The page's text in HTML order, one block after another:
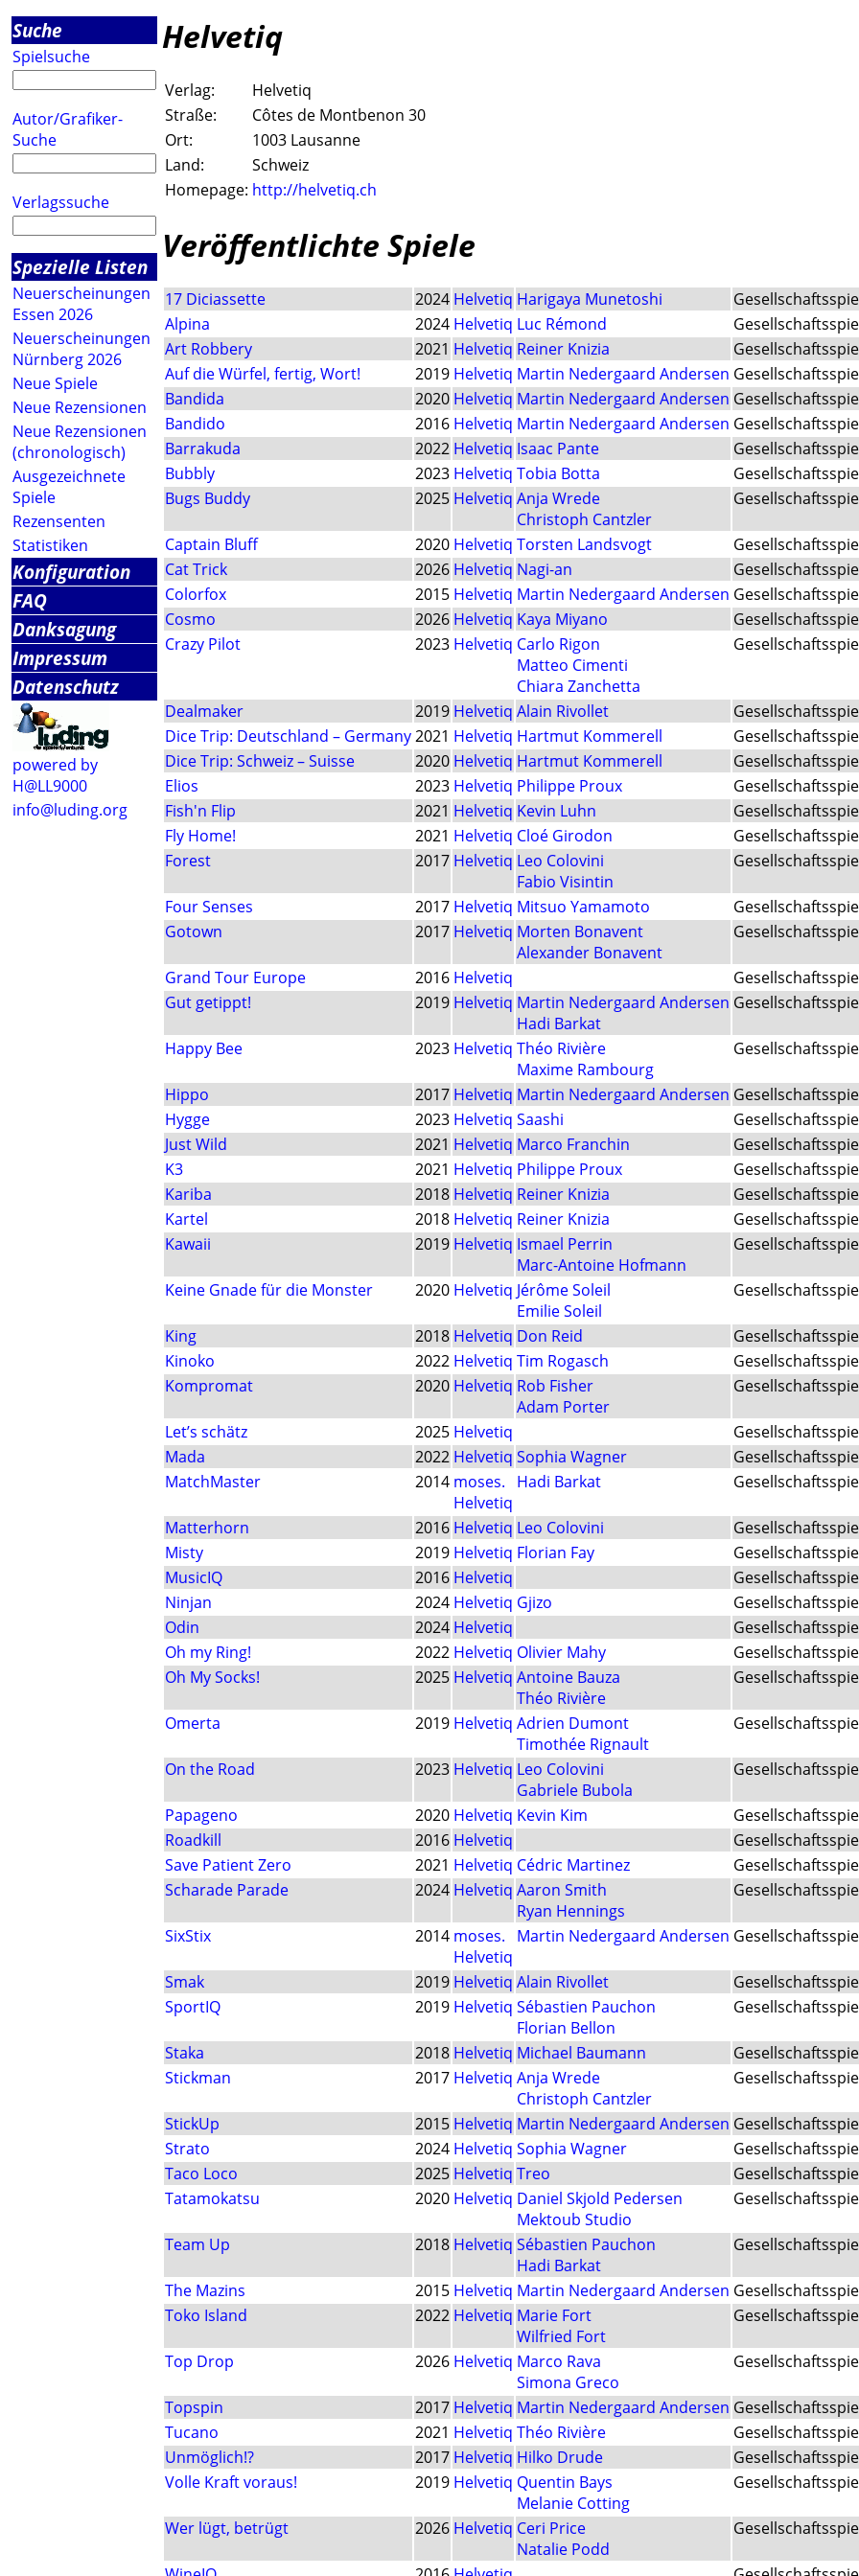
Suche
Spielsuche
Autor/Grafiker-
Suche
Verlagssuche
Spezielle Listen
Neuerscheinungen
Essen 2026
Neuerscheinungen
Nürnberg 2026
Neue Spiele
Neue Rezensionen
Neue Rezensionen
(chronologisch)
Ausgezeichnete
Spiele
Rezensenten
Statistiken
Konfiguration
FAQ
Danksagung
Impressum
Datenschutz
powered by
H@LL9000
info@luding.org
Helvetiq
Verlag:
Helvetiq
Straße:
Côtes de Montbenon 30
Ort:
1003 Lausanne
Land:
Schweiz
Homepage: http://helvetiq.ch
Veröffentlichte Spiele
17 Diciassette 2024 Helvetiq Harigaya Munetoshi
Alpina
2024 Helvetiq Luc Rémond
Art Robbery
2021 Helvetiq Reiner Knizia
Auf die Würfel, fertig, Wort!
2019 Helvetiq Martin Nedergaard Andersen
Bandida
2020 Helvetiq Martin Nedergaard Andersen
Bandido
2016 Helvetiq Martin Nedergaard Andersen
Barrakuda
2022 Helvetiq Isaac Pante
Bubbly
2023 Helvetiq Tobia Botta
Bugs Buddy
2025 Helvetiq Anja Wrede
Christoph Cantzler
Captain Bluff 2020 Helvetiq Torsten Landsvogt
Cat Trick
2026 Helvetiq Nagi-an
Colorfox
2015 Helvetiq Martin Nedergaard Andersen
Cosmo
2026 Helvetiq Kaya Miyano
Crazy Pilot
2023 Helvetiq Carlo Rigon
Matteo Cimenti
Chiara Zanchetta
Dealmaker 2019 Helvetiq Alain Rivollet
Dice Trip: Deutschland – Germany2021 Helvetiq Hartmut Kommerell
Dice Trip: Schweiz – Suisse
2020 Helvetiq Hartmut Kommerell
Elios
2023 Helvetiq Philippe Proux
Fish'n Flip
2021 Helvetiq Kevin Luhn
Fly Home!
2021 Helvetiq Cloé Girodon
Forest
2017 Helvetiq Leo Colovini
Fabio Visintin
Four Senses 2017 Helvetiq Mitsuo Yamamoto
Gotown
2017 Helvetiq Morten Bonavent
Alexander Bonavent
Grand Tour Europe 2016 Helvetiq
Gut getippt!
2019 Helvetiq Martin Nedergaard Andersen
Hadi Barkat
Happy Bee 2023 Helvetiq Théo Rivière
Maxime Rambourg
Hippo 2017 Helvetiq Martin Nedergaard Andersen
Hygge
2023 Helvetiq Saashi
Just Wild
2021 Helvetiq Marco Franchin
K3
2021 Helvetiq Philippe Proux
Kariba
2018 Helvetiq Reiner Knizia
Kartel
2018 Helvetiq Reiner Knizia
Kawaii
2019 Helvetiq Ismael Perrin
Marc-Antoine Hofmann
Keine Gnade für die Monster 2020 Helvetiq Jérôme Soleil
Emilie Soleil
King 2018 Helvetiq Don Reid
Kinoko
2022 Helvetiq Tim Rogasch
Kompromat
2020 Helvetiq Rob Fisher
Adam Porter
Let’s schätz 2025 Helvetiq
Mada
2022 Helvetiq Sophia Wagner
MatchMaster
2014 moses.
Helvetiq
Hadi Barkat
Matterhorn 2016 Helvetiq Leo Colovini
Misty
2019 Helvetiq Florian Fay
MusicIQ
2016 Helvetiq
Ninjan
2024 Helvetiq Gjizo
Odin
2024 Helvetiq
Oh my Ring!
2022 Helvetiq Olivier Mahy
Oh My Socks!
2025 Helvetiq Antoine Bauza
Théo Rivière
Omerta 2019 Helvetiq Adrien Dumont
Timothée Rignault
On the Road 2023 Helvetiq Leo Colovini
Gabriele Bubola
Papageno 2020 Helvetiq Kevin Kim
Roadkill
2016 Helvetiq
Save Patient Zero
2021 Helvetiq Cédric Martinez
Scharade Parade
2024 Helvetiq Aaron Smith
Ryan Hennings
SixStix 2014 moses.
Helvetiq
Martin Nedergaard Andersen
Smak 2019 Helvetiq Alain Rivollet
SportIQ
2019 Helvetiq Sébastien Pauchon
Florian Bellon
Staka 2018 Helvetiq Michael Baumann
Stickman
2017 Helvetiq Anja Wrede
Christoph Cantzler
StickUp 2015 Helvetiq Martin Nedergaard Andersen
Strato
2024 Helvetiq Sophia Wagner
Taco Loco
2025 Helvetiq Treo
Tatamokatsu
2020 Helvetiq Daniel Skjold Pedersen
Mektoub Studio
Team Up 2018 Helvetiq Sébastien Pauchon
Hadi Barkat
The Mazins 2015 Helvetiq Martin Nedergaard Andersen
Toko Island
2022 Helvetiq Marie Fort
Wilfried Fort
Top Drop 2026 Helvetiq Marco Rava
Simona Greco
Topspin 2017 Helvetiq Martin Nedergaard Andersen
Tucano
2021 Helvetiq Théo Rivière
Unmöglich!?
2017 Helvetiq Hilko Drude
Volle Kraft voraus!
2019 Helvetiq Quentin Bays
Melanie Cotting
Wer lügt, betrügt 2026 Helvetiq Ceri Price
Natalie Podd